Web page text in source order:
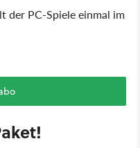
der PC-Spiele einmal im